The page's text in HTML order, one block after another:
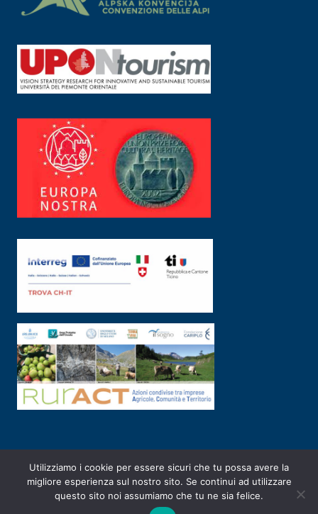
PRIVACY POLICY|2003-2026 ©ARSUNIVCO|Designed byE-SERV
Utilizziamo i cookie per essere sicuri che tu possa avere la
migliore esperienza sul nostro sito. Se continui ad utilizzare
questo sito noi assumiamo che tu ne sia felice.